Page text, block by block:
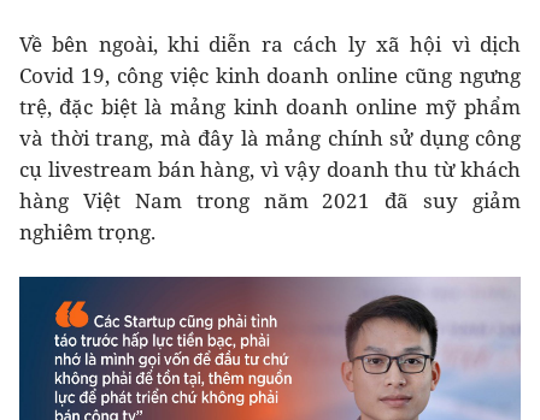
Về bên ngoài, khi diễn ra cách ly xã hội vì dịch
Covid 19, công việc kinh doanh online cũng ngưng
trệ, đặc biệt là mảng kinh doanh online mỹ phẩm
và thời trang, mà đây là mảng chính sử dụng công
cụ livestream bán hàng, vì vậy doanh thu từ khách
hàng Việt Nam trong năm 2021 đã suy giảm
nghiêm trọng.